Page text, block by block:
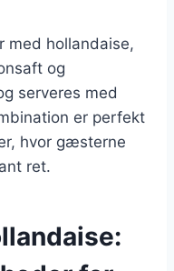
med hollandaise,
og
serveres med
er perfekt
hvor gæsterne
ret.